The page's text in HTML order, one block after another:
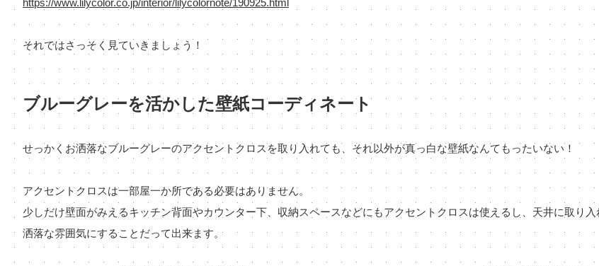
https://www.lilycolor.co.jp/interior/lilycolornote/190925.html
それではさっそく見ていきましょう！
ブルーグレーを活かした壁紙コーディネート
せっかくお洒落なブルーグレーのアクセントクロスを取り入れても、それ以外が真っ白な壁紙なんてもったいない！
アクセントクロスは一部屋一か所である必要はありません。
少しだけ壁面がみえるキッチン背面やカウンター下、収納スペースなどにもアクセントクロスは使えるし、天井に取り
洒落な雰囲気にすることだって出来ます。